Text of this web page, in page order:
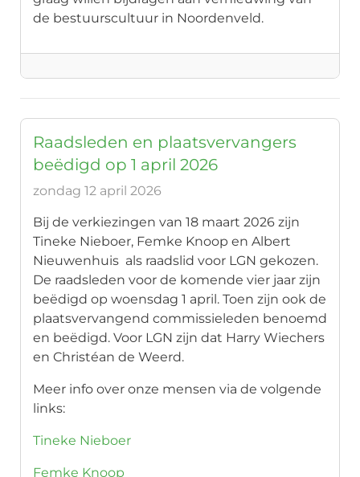
de bestuurscultuur in Noordenveld.
Raadsleden en plaatsvervangers
beëdigd op 1 april 2026
zondag 12 april 2026
Bij de verkiezingen van 18 maart 2026 zijn
Tineke Nieboer, Femke Knoop en Albert
Nieuwenhuis als raadslid voor LGN gekozen.
De raadsleden voor de komende vier jaar zijn
beëdigd op woensdag 1 april. Toen zijn ook de
plaatsvervangend commissieleden benoemd
en beëdigd. Voor LGN zijn dat Harry Wiechers
en Christéan de Weerd.
Meer info over onze mensen via de volgende
links:
Tineke Nieboer
Femke Knoop